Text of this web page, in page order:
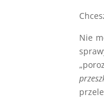
Nie